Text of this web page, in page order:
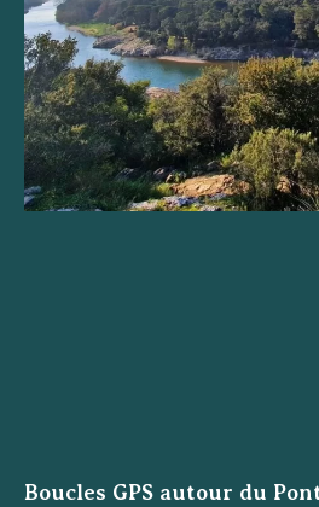
Boucles GPS autour du